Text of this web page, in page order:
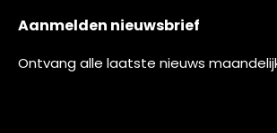
Aanmelden nieuwsbrief
Ontvang alle laatste nieuws